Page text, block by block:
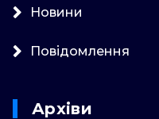
Новини
Повідомлення
Архіви